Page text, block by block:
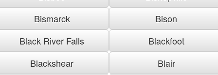
Bismarck
Bison
Black River Falls
Blackfoot
Blackshear
Blair